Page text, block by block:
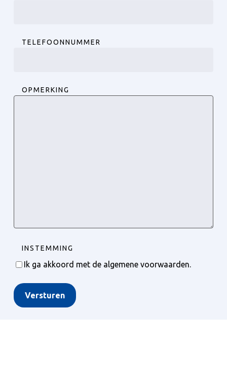
TELEFOONNUMMER
OPMERKING
INSTEMMING
Ik ga akkoord met de algemene voorwaarden.
Versturen